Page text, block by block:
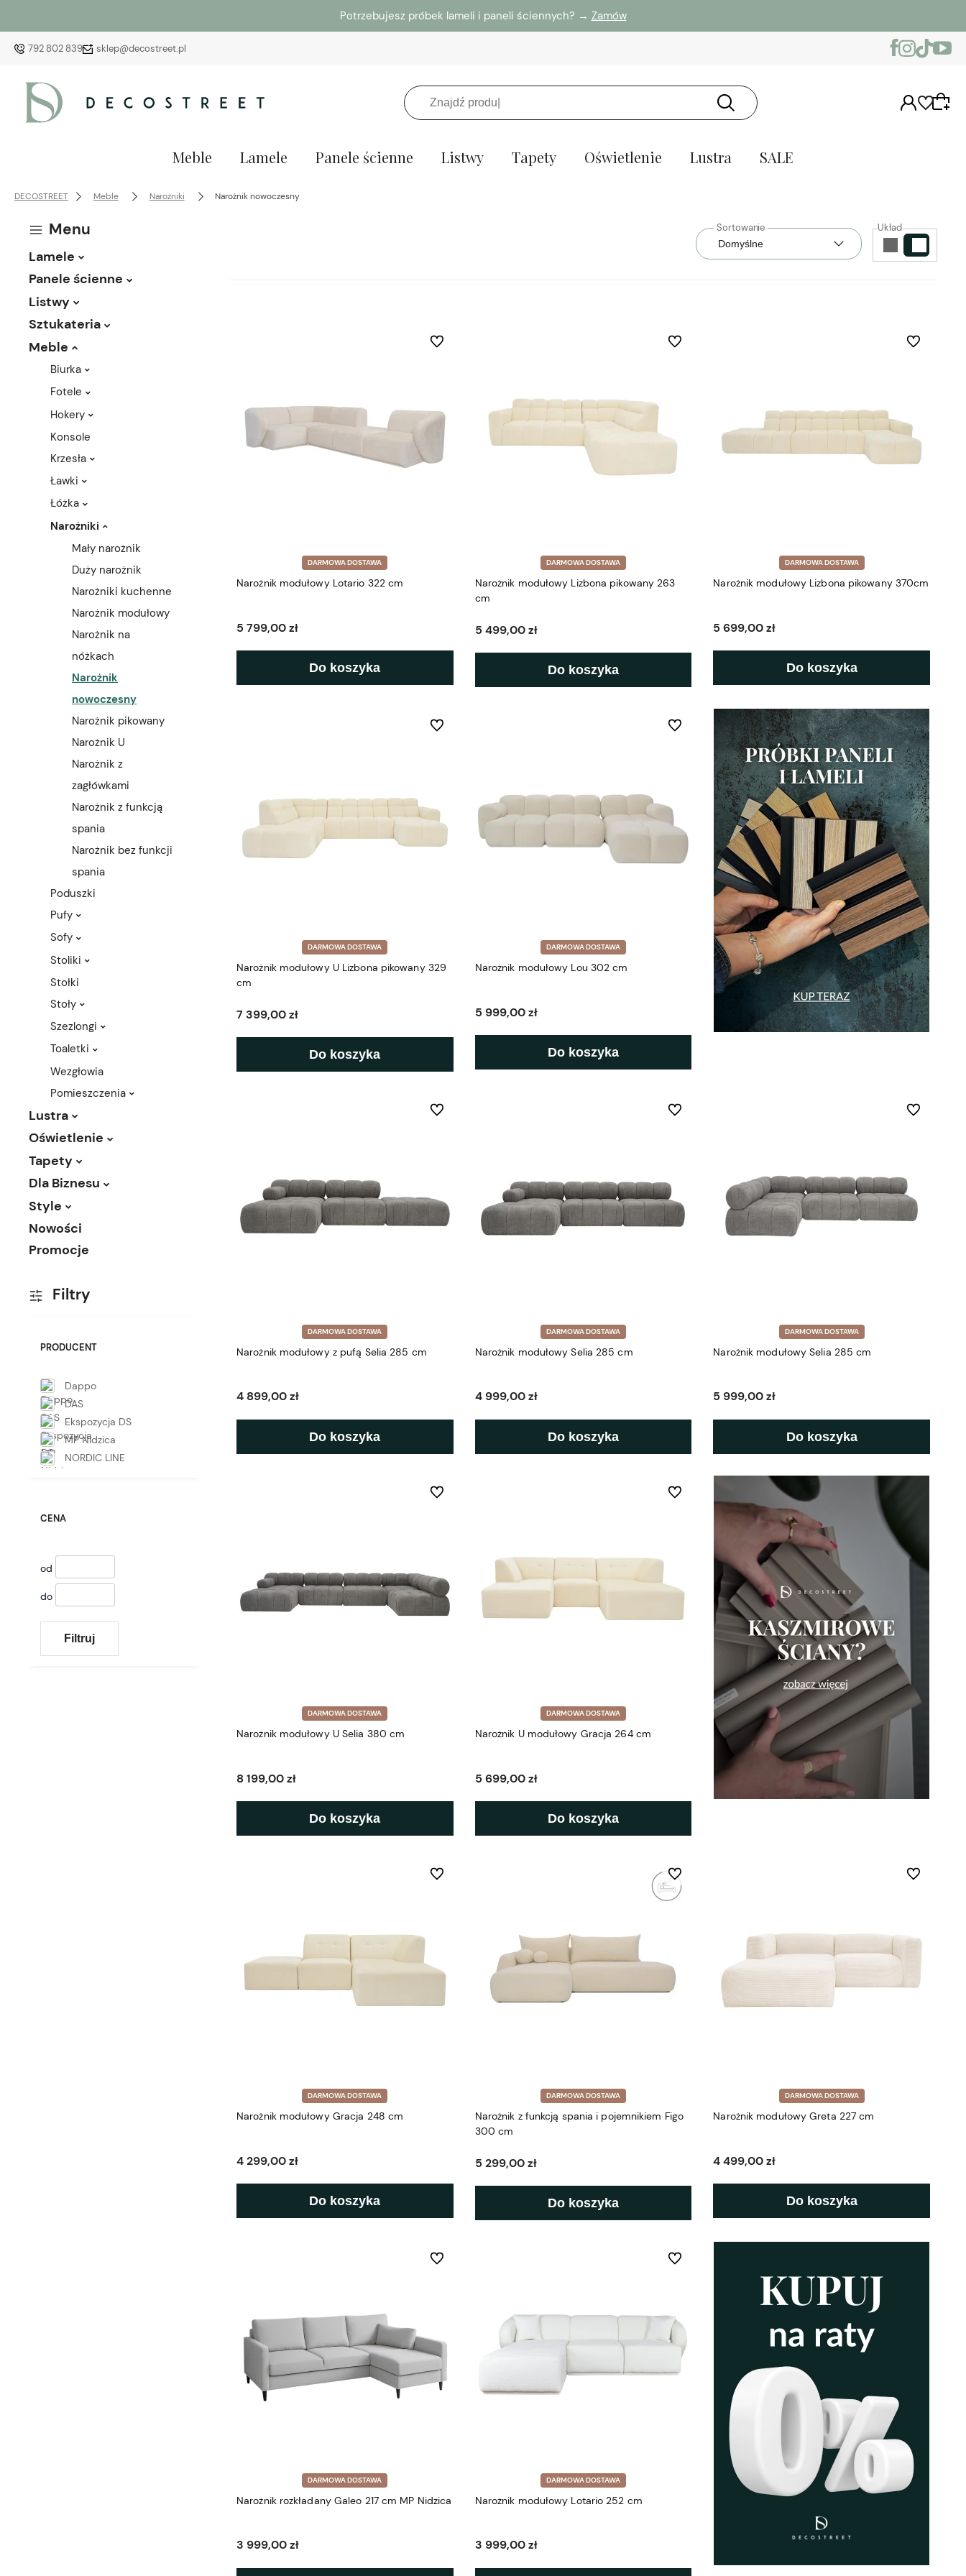
Potrzebujesz próbek lameli i paneli ściennych? → Zamów
792 802 839 sklep@decostreet.pl
Meble Lamele Panele ścienne Listwy Tapety Oświetlenie Lustra SALE
DECOSTREET Meble Narożniki Narożnik nowoczesny
Menu
Lamele
Panele ścienne
Listwy
Sztukateria
Meble
Biurka
Fotele
Hokery
Konsole
Krzesła
Ławki
Łóżka
Narożniki
Mały narożnik
Duży narożnik
Narożniki kuchenne
Narożnik modułowy
Narożnik na
nóżkach
Narożnik
nowoczesny
Narożnik pikowany
Narożnik U
Narożnik z
zagłówkami
Narożnik z funkcją
spania
Narożnik bez funkcji
spania
Poduszki
Pufy
Sofy
Stoliki
Stołki
Stoły
Szezlongi
Toaletki
Wezgłowia
Pomieszczenia
Lustra
Oświetlenie
Tapety
Dla Biznesu
Style
Nowości
Promocje
Filtry
PRODUCENT
Dappo
DAS
Ekspozycja DS
MP Nidzica
NORDIC LINE
CENA
od
do
Filtruj
Układ
DARMOWA DOSTAWA
Narożnik modułowy Lotario 322 cm
5 799,00 zł
Do koszyka
Do ulubionych
DARMOWA DOSTAWA
Narożnik modułowy Lizbona pikowany 263
cm
5 499,00 zł
Do koszyka
Do ulubionych
DARMOWA DOSTAWA
Narożnik modułowy Lizbona pikowany 370cm
5 699,00 zł
Do koszyka
Do ulubionych
DARMOWA DOSTAWA
Narożnik modułowy U Lizbona pikowany 329
cm
7 399,00 zł
Do koszyka
Do ulubionych
DARMOWA DOSTAWA
Narożnik modułowy Lou 302 cm
5 999,00 zł
Do koszyka
Do ulubionych
DARMOWA DOSTAWA
Narożnik modułowy z pufą Selia 285 cm
4 899,00 zł
Do koszyka
Do ulubionych
DARMOWA DOSTAWA
Narożnik modułowy Selia 285 cm
4 999,00 zł
Do koszyka
Do ulubionych
DARMOWA DOSTAWA
Narożnik modułowy Selia 285 cm
5 999,00 zł
Do koszyka
Do ulubionych
DARMOWA DOSTAWA
Narożnik modułowy U Selia 380 cm
8 199,00 zł
Do koszyka
Do ulubionych
DARMOWA DOSTAWA
Narożnik U modułowy Gracja 264 cm
5 699,00 zł
Do koszyka
Do ulubionych
DARMOWA DOSTAWA
Narożnik modułowy Gracja 248 cm
4 299,00 zł
Do koszyka
Do ulubionych
DARMOWA DOSTAWA
Narożnik z funkcją spania i pojemnikiem Figo
300 cm
5 299,00 zł
Do koszyka
Do ulubionych
DARMOWA DOSTAWA
Narożnik modułowy Greta 227 cm
4 499,00 zł
Do koszyka
Do ulubionych
DARMOWA DOSTAWA
Narożnik rozkładany Galeo 217 cm MP Nidzica
3 999,00 zł
Do ulubionych
DARMOWA DOSTAWA
Narożnik modułowy Lotario 252 cm
3 999,00 zł
Do ulubionych